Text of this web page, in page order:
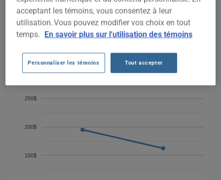
Essayez un autre modèle ou une autre année, ou
commencez une soumission pour un prix personnalisé.
Pour trouver la meilleur assurance pour votre véhicule
CHEVROLET TRAILBLAZER 2006, il est plus important que
jamais de comparer les options disponibles.
150$
200$
250$
acceptant les témoins, vous consentez à leur
utilisation. Vous pouvez modifier vos choix en tout
temps. En savoir plus sur l'utilisation des témoins
Personnaliser les témoins Tout accepter